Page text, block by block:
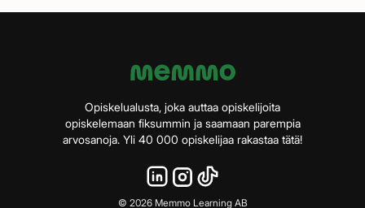
Opiskelualusta, joka auttaa opiskelijoita
opiskelemaan fiksummin ja saamaan parempia
arvosanoja. Yli 40 000 opiskelijaa rakastaa tätä!
© 2026Memmo Learning AB